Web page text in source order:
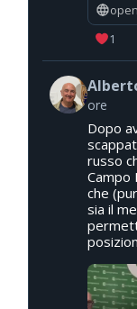
1
ore
Dopo
russo
Campo
che
sia il